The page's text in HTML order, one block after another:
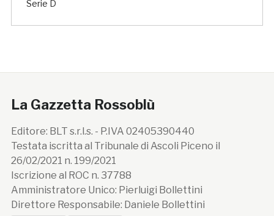
Serie D
La Gazzetta Rossoblù
Editore: BLT s.r.l.s. - P.IVA 02405390440
Testata iscritta al Tribunale di Ascoli Piceno il
26/02/2021 n. 199/2021
Iscrizione al ROC n. 37788
Amministratore Unico: Pierluigi Bollettini
Direttore Responsabile: Daniele Bollettini